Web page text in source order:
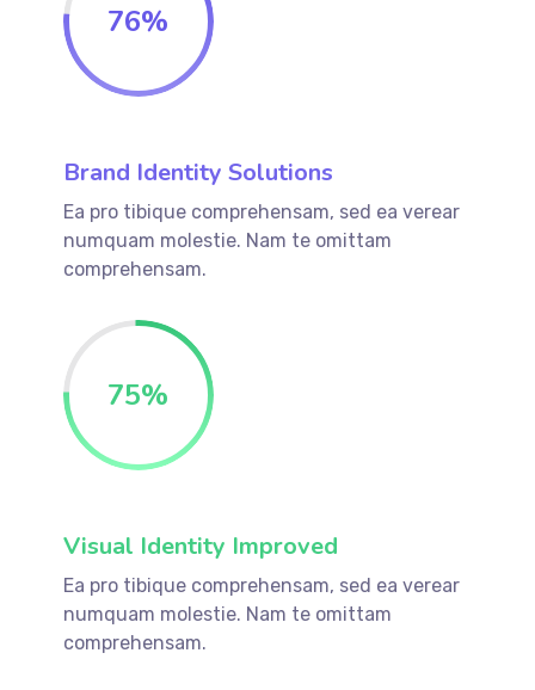
76%
Brand Identity Solutions
Ea pro tibique comprehensam, sed ea verear
numquam molestie. Nam te omittam
comprehensam.
75%
Visual Identity Improved
Ea pro tibique comprehensam, sed ea verear
numquam molestie. Nam te omittam
comprehensam.